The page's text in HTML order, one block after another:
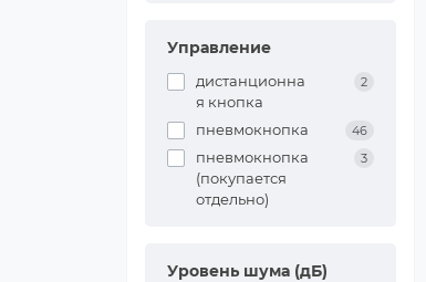
Управление
дистанционна
я кнопка
2
пневмокнопка 46
пневмокнопка
(покупается
отдельно)
3
Уровень шума (дБ)